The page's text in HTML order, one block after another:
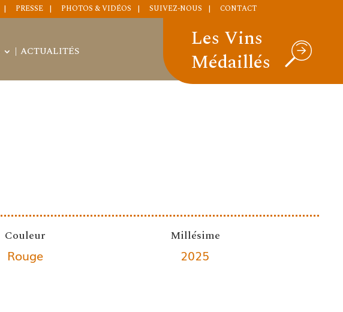
PRESSE PHOTOS & VIDÉOS SUIVEZ-NOUS CONTACT
ACTUALITÉS
Les Vins
Médaillés
Couleur
Rouge
Millésime
2025